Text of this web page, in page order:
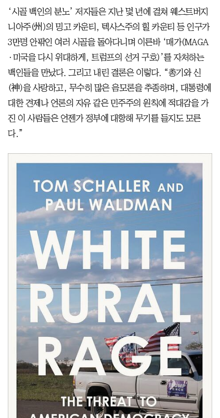
‘시골 백인의 분노’ 저자들은 지난 몇 년에 걸쳐 웨스트버지
니아주(州)의 밍고 카운티, 텍사스주의 힐 카운티 등 인구가
3만명 안팎인 여러 시골을 돌아다니며 이른바 ‘매가(MAGA
·미국을 다시 위대하게, 트럼프의 선거 구호)’를 자처하는
백인들을 만났다. 그리고 내린 결론은 이렇다. “총기와 신
(神)을 사랑하고, 무수히 많은 음모론을 추종하며, 대통령에
대한 견제나 언론의 자유 같은 민주주의 원칙에 적대감을 가
진 이 사람들은 언젠가 정부에 대항해 무기를 들지도 모른
다.”